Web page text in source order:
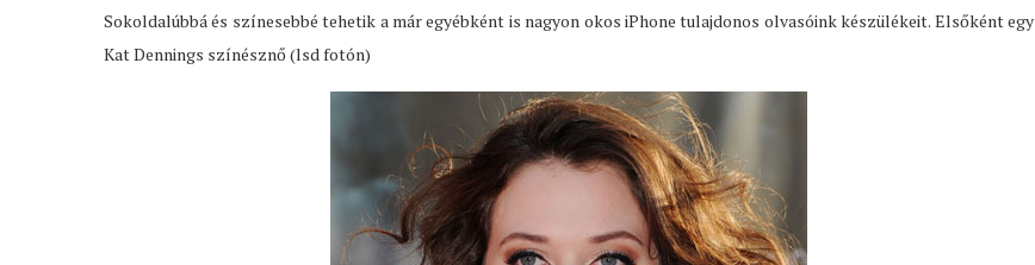
Sokoldalúbbá és színesebbé tehetik a már egyébként is nagyon okos iPhone tulajdonos olvasóink készülékeit. Elsőként egy
Kat Dennings színésznő (lsd fotón)